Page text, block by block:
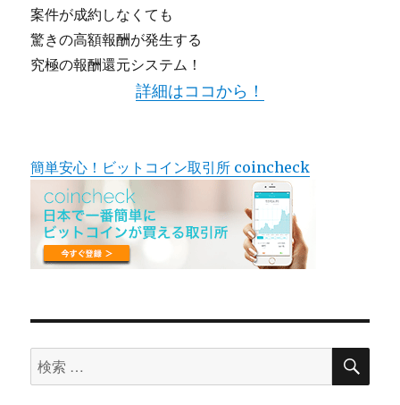
案件が成約しなくても
驚きの高額報酬が発生する
究極の報酬還元システム！
詳細はココから！
簡単安心！ビットコイン取引所 coincheck
検
索
検